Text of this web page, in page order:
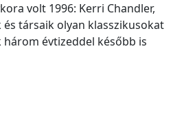
volt 1996: Kerri Chandler,
és társaik olyan klasszikusokat
évtizeddel később is